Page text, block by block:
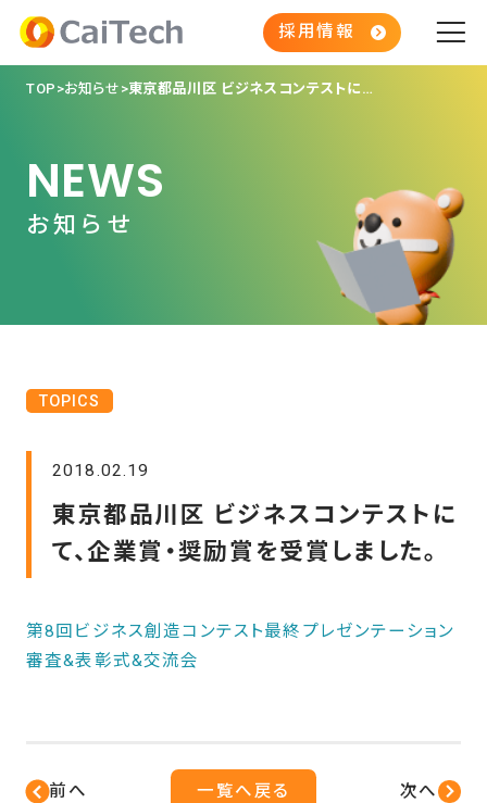
採用情報
TOP お知らせ 東京都品川区 ビジネスコンテストにて、企業賞・奨励賞を受賞しました。
NEWS
お知らせ
TOPICS
2018.02.19
東京都品川区 ビジネスコンテストに
て、企業賞・奨励賞を受賞しました。
第8回ビジネス創造コンテスト最終プレゼンテーション
審査&表彰式&交流会
前へ 一覧へ戻る 次へ